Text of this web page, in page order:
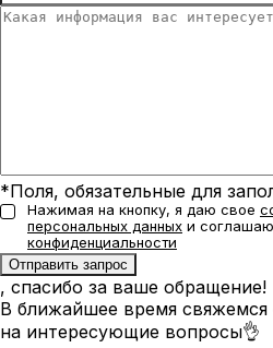
*Поля, обязательные для
Нажимая на кнопку, я даю свое
персональных данных и
конфиденциальности
, спасибо за ваше обращение!
В ближайшее время
на интересующие вопросы👌